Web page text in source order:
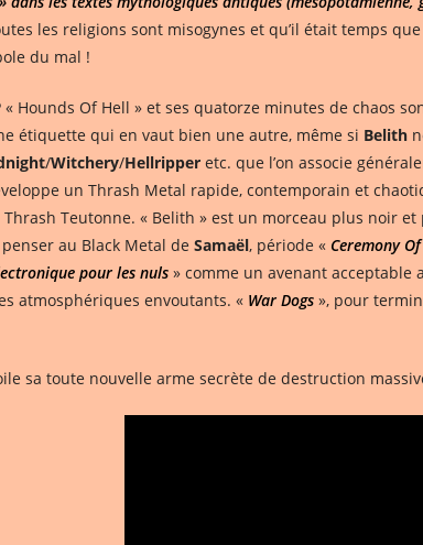
les religions sont misogynes et qu’il était temps
du mal !
« Hounds Of Hell » et ses quatorze minutes de chaos
étiquette qui en vaut bien une autre, même si Belith
/Witchery/Hellripper etc. que l’on associe
un Thrash Metal rapide, contemporain et
Teutonne. « Belith » est un morceau plus noir et
au Black Metal de Samaël, période « Ceremony
pour les nuls » comme un avenant acceptable
atmosphériques envoutants. « War Dogs », pour
sa toute nouvelle arme secrète de destruction